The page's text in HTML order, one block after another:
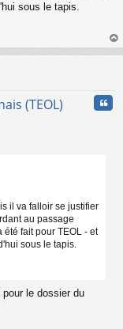
sous le tapis.
au
(TEOL)
il va falloir se justifier
au passage
fait pour TEOL - et
sous le tapis.
pour le dossier du